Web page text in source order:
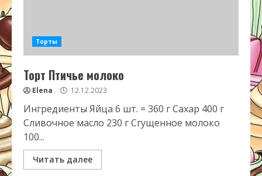
Торты
Торт Птичье молоко
Elena 12.12.2023
Ингредиенты Яйца 6 шт. = 360 г Сахар 400 г
Сливочное масло 230 г Сгущенное молоко
100...
Читать далее